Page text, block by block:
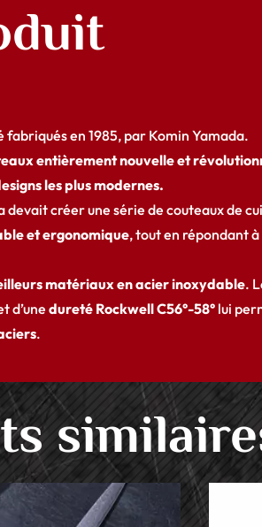
en 1985, par Komin Yamada.
entièrement nouvelle et
les plus modernes.
devait créer une série de couteaux de
et ergonomique, tout en répondant
matériaux en acier inoxydable.
d’une dureté Rockwell C56°-58°lui
.